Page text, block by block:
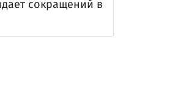
сокращений в